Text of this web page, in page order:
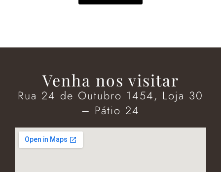
Venha nos visitar
Rua 24 de Outubro 1454, Loja 30
– Pátio 24